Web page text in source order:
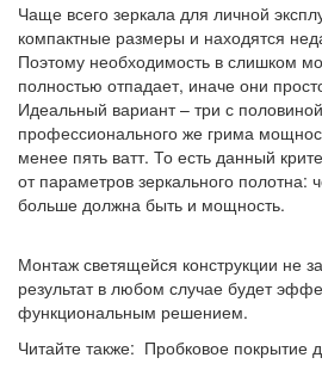
Чаще всего зеркала для личной
компактные размеры и находятся
Поэтому необходимость в слишком
полностью отпадает, иначе они
Идеальный вариант – три с
профессионального же грима
менее пять ватт. То есть данный
от параметров зеркального
больше должна быть и мощность.
Монтаж светящейся конструкции не
результат в любом случае будет
функциональным решением.
Читайте также: Пробковое покрытие